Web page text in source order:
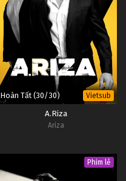
Hoàn Tất (30/30) Vietsub
A.Riza
Ariza
Phim lẻ